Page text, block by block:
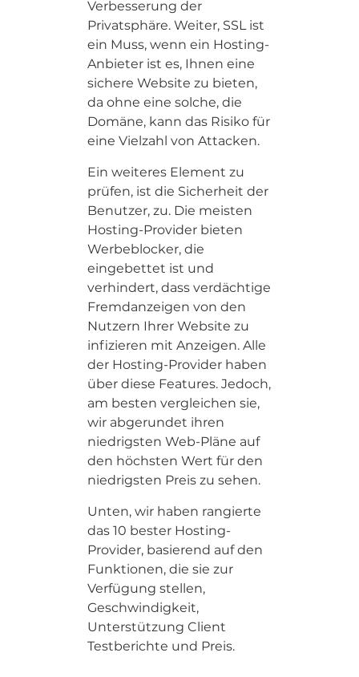
Verbesserung der
Privatsphäre. Weiter, SSL ist
ein Muss, wenn ein Hosting-
Anbieter ist es, Ihnen eine
sichere Website zu bieten,
da ohne eine solche, die
Domäne, kann das Risiko für
eine Vielzahl von Attacken.
Ein weiteres Element zu
prüfen, ist die Sicherheit der
Benutzer, zu. Die meisten
Hosting-Provider bieten
Werbeblocker, die
eingebettet ist und
verhindert, dass verdächtige
Fremdanzeigen von den
Nutzern Ihrer Website zu
infizieren mit Anzeigen. Alle
der Hosting-Provider haben
über diese Features. Jedoch,
am besten vergleichen sie,
wir abgerundet ihren
niedrigsten Web-Pläne auf
den höchsten Wert für den
niedrigsten Preis zu sehen.
Unten, wir haben rangierte
das 10 bester Hosting-
Provider, basierend auf den
Funktionen, die sie zur
Verfügung stellen,
Geschwindigkeit,
Unterstützung Client
Testberichte und Preis.